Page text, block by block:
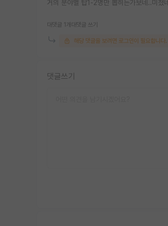
거의 분야별 탑1-2명만 뽑히는가보네..미쳤네
대댓글 1개 대댓글 쓰기
해당 댓글을 보려면 로그인이 필요합니다.
댓글쓰기